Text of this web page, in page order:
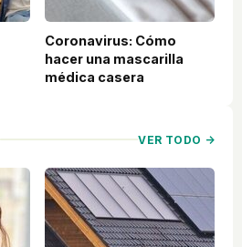
Coronavirus: Cómo
hacer una mascarilla
médica casera
VER TODO →